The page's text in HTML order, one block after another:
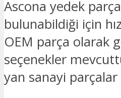
Ascona yedek
bulunabildiği için
OEM parça olarak
seçenekler
yan sanayi